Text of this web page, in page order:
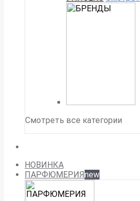
Смотреть все категории
НОВИНКА
ПАРФЮМЕРИЯnew